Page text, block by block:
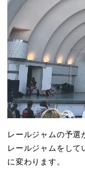
レールジャムの予選
レールジャムをして
に変わります。